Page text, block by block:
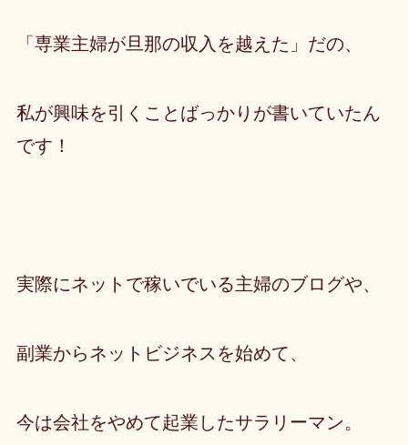
「専業主婦が旦那の収入を越えた」だの、
私が興味を引くことばっかり が書いていたん
です！
実際にネットで稼いでいる主婦のブログや、
副業からネットビジネスを始めて、
今は会社をやめて起業したサラリーマン。